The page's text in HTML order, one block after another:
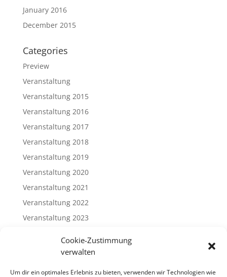
Cookie-Zustimmung
verwalten
Um dir ein optimales Erlebnis zu bieten, verwenden wir Technologien wie
January 2016
December 2015
Categories
Preview
Veranstaltung
Veranstaltung 2015
Veranstaltung 2016
Veranstaltung 2017
Veranstaltung 2018
Veranstaltung 2019
Veranstaltung 2020
Veranstaltung 2021
Veranstaltung 2022
Veranstaltung 2023
Veranstaltung 2025